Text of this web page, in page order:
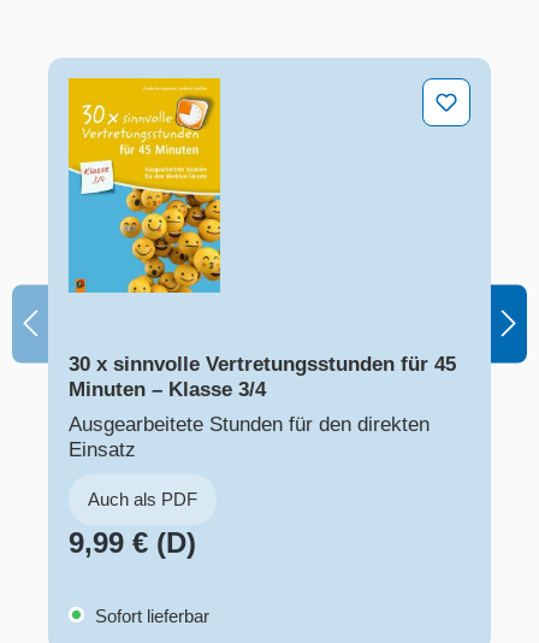
30 x sinnvolle Vertretungsstunden für 45 Minuten –
30 x sinnvolle Vertretungsstunden für 45
Minuten – Klasse 3/4
Ausgearbeitete Stunden für den direkten
Einsatz
Auch als PDF
9,99 € (D)
Sofort lieferbar